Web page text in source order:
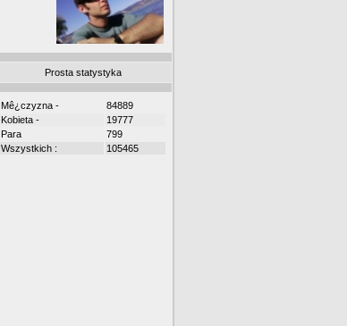
Prosta statystyka
Mê¿czyzna -
84889
Kobieta -
19777
Para
799
Wszystkich :
105465